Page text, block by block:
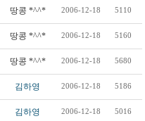
땅콩 *^^* 2006-12-18 5110
땅콩 *^^* 2006-12-18 5160
땅콩 *^^* 2006-12-18 5680
김하영 2006-12-18 5186
김하영 2006-12-18 5016